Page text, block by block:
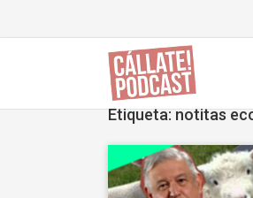
Etiqueta: notitas